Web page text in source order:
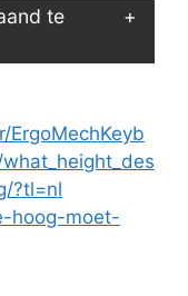
te
?tl=nl
hoog-moet-